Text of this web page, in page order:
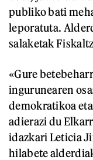
publiko bati
leporatuta.
salaketak
«Gure
ingurunearen
demokratikoa
adierazi du
idazkari Leticia
hilabete